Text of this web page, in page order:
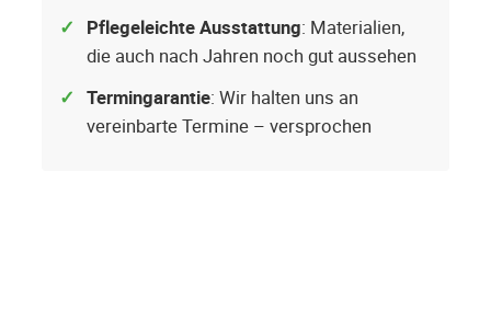
Pflegeleichte Ausstattung: Materialien,
die auch nach Jahren noch gut aussehen
Termingarantie: Wir halten uns an
vereinbarte Termine – versprochen